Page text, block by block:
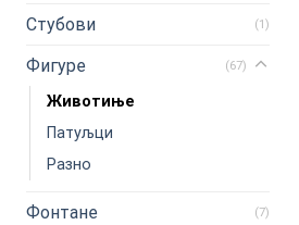
Стубови (1)
Фигуре (67)
Животиње
Патуљци
Разно
Фонтане (7)